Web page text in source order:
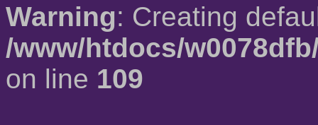
Warning: Creating
/www/htdocs/
on line 109